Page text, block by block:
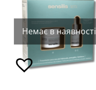
Немає в наявності